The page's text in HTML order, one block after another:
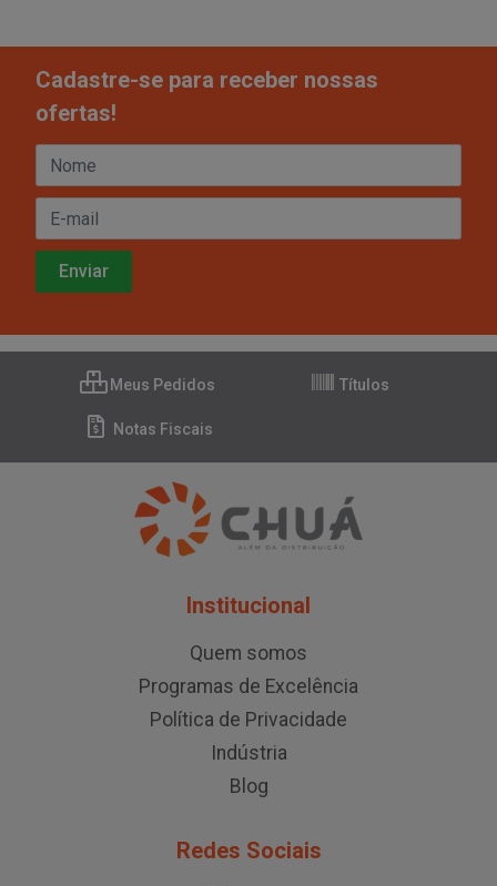
Cadastre-se para receber nossas
ofertas!
Meus Pedidos Títulos
Notas Fiscais
Institucional
Quem somos
Programas de Excelência
Política de Privacidade
Indústria
Blog
Redes Sociais